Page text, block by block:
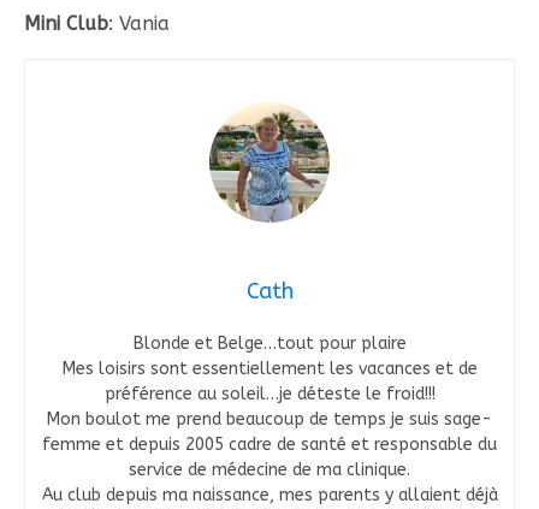
Mini Club: Vania
Cath
Blonde et Belge…tout pour plaire
Mes loisirs sont essentiellement les vacances et de
préférence au soleil…je déteste le froid!!!
Mon boulot me prend beaucoup de temps je suis sage-
femme et depuis 2005 cadre de santé et responsable du
service de médecine de ma clinique.
Au club depuis ma naissance, mes parents y allaient déjà